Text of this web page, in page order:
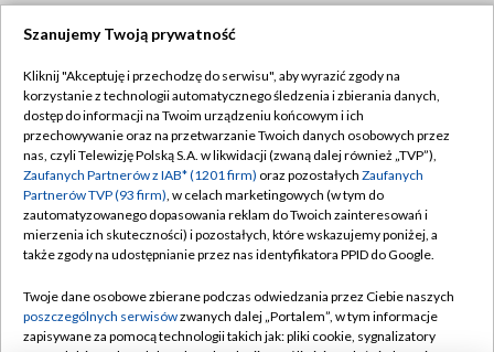
TVP
Abonament TVP
Emisja w TVP
Centrum informacji TVP
Naziemna Telewizja Cyfrowa
Rada Programowa
Regulamin TVP
Polityka prywatności
Moje zgody
Pomoc
Kontakt
Szanujemy Twoją prywatność
Kliknij "Akceptuję i przechodzę do serwisu", aby wyrazić zgody na
korzystanie z technologii automatycznego śledzenia i zbierania danych,
dostęp do informacji na Twoim urządzeniu końcowym i ich
przechowywanie oraz na przetwarzanie Twoich danych osobowych przez
nas, czyli Telewizję Polską S.A. w likwidacji (zwaną dalej również „TVP”),
Zaufanych Partnerów z IAB* (1201 firm) oraz pozostałych Zaufanych
Partnerów TVP (93 firm), w celach marketingowych (w tym do
zautomatyzowanego dopasowania reklam do Twoich zainteresowań i
mierzenia ich skuteczności) i pozostałych, które wskazujemy poniżej, a
także zgody na udostępnianie przez nas identyfikatora PPID do Google.
Twoje dane osobowe zbierane podczas odwiedzania przez Ciebie naszych
poszczególnych serwisówzwanych dalej „Portalem”, w tym informacje
zapisywane za pomocą technologii takich jak: pliki cookie, sygnalizatory